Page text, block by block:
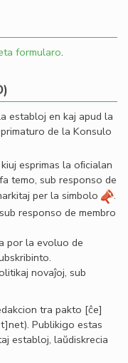
formularo.
establoj en kaj apud la
de la Konsulo
esprimas la oﬁcialan
temo, sub responso de
per la simbolo
.
responso de membro
por la evoluo de
novaĵoj, sub
tra pakto [ĉe]
. Publikigo estas
establoj, laŭdiskrecia